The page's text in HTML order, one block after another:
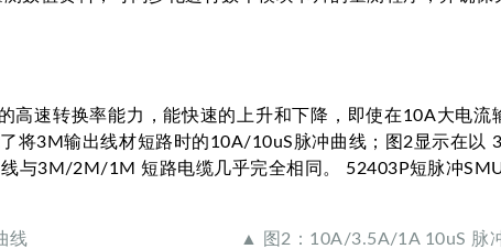
高速转换率能力，能快速的上升和下降，即使在10A大电
将3M输出线材短路时的10A/10uS脉冲曲线；图2显示在
与3M/2M/1M 短路电缆几乎完全相同。 52403P短脉冲
线 ▲ 图2：10A/3.5A/1A 10uS 脉